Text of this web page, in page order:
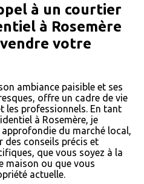
à un courtier
à Rosemère
votre
ambiance paisible et ses
offre un cadre de vie
les professionnels. En tant
à Rosemère, je
du marché local,
des conseils précis et
que vous soyez à la
maison ou que vous
actuelle.